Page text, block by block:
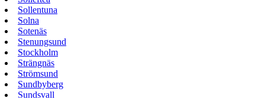
Sollentuna
Solna
Sotenäs
Stenungsund
Stockholm
Strängnäs
Strömsund
Sundbyberg
Sundsvall